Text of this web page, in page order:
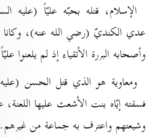
الإسلام، قتله بحبّه عليّاً(عليه
عدي الكنديّ (رضي الله عنه)، وكانا
وأصحابه البررة الأتقياء إذ لم يلعنوا
ومعاوية هو الذي قتل الحسن
فسقته إيّاه بنت الأشعث عليها
وشيعتهم واعترف به جماعة من غيرهم.